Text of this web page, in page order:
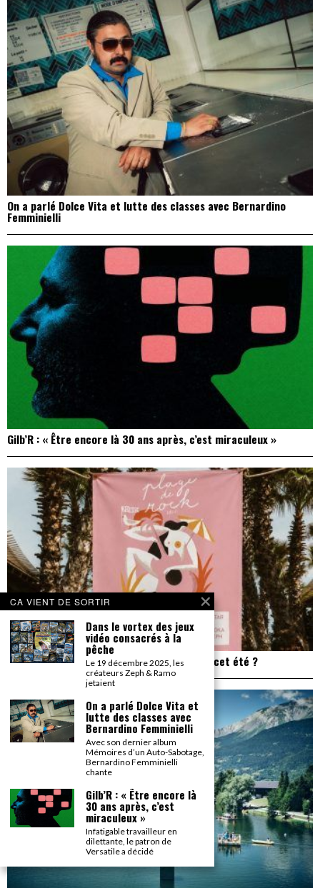
On a parlé Dolce Vita et lutte des classes avec Bernardino
Femminielli
Gilb’R : « Être encore là 30 ans après, c’est miraculeux »
Plage de Rock : et si on allait à Saint Trop’ cet été ?
CA VIENT DE SORTIR
Dans le vortex des jeux
vidéo consacrés à la
pêche
Le 19 décembre 2025, les
créateurs Zeph & Ramo
jetaient
On a parlé Dolce Vita et
lutte des classes avec
Bernardino Femminielli
Avec son dernier album
Mémoires d’un Auto-Sabotage,
Bernardino Femminielli
chante
Gilb’R : « Être encore là
30 ans après, c’est
miraculeux »
Infatigable travailleur en
dilettante, le patron de
Versatile a décidé